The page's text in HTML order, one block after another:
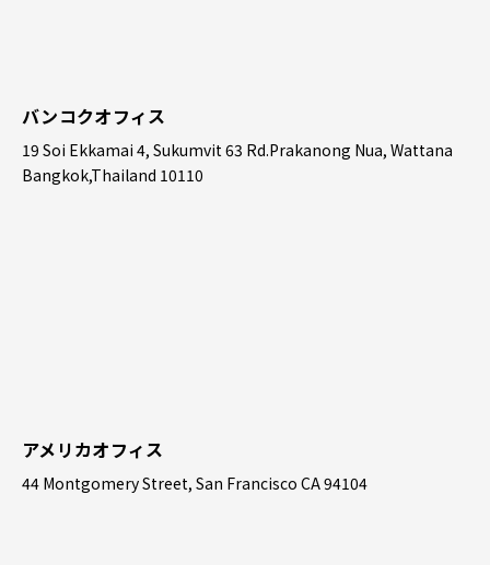
バンコクオフィス
19 Soi Ekkamai 4, Sukumvit 63 Rd.Prakanong Nua, Wattana
Bangkok,Thailand 10110
アメリカオフィス
44 Montgomery Street, San Francisco CA 94104